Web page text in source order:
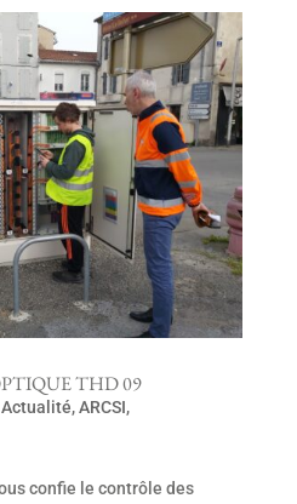
THD 09
Actualité,ARCSI,
confie le contrôle des